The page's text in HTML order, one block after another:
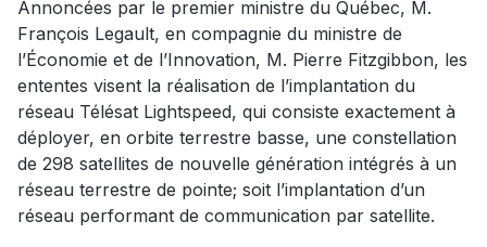
Annoncées par le premier ministre du Québec, M.
François Legault, en compagnie du ministre de
l’Économie et de l’Innovation, M. Pierre Fitzgibbon, les
ententes visent la réalisation de l’implantation du
réseau Télésat Lightspeed, qui consiste exactement à
déployer, en orbite terrestre basse, une constellation
de 298 satellites de nouvelle génération intégrés à un
réseau terrestre de pointe; soit l’implantation d’un
réseau performant de communication par satellite.